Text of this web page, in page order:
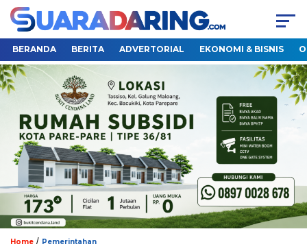
BERANDA BERITA ADVERTORIAL EKONOMI & BISNIS
Home / Pemerintahan